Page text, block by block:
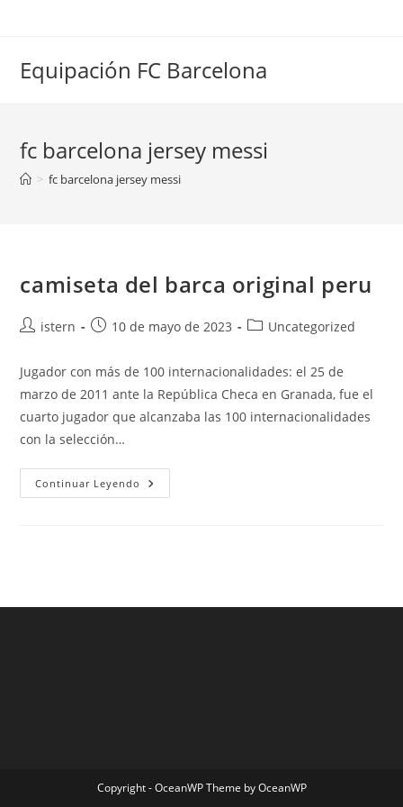
Equipación FC Barcelona
fc barcelona jersey messi
> fc barcelona jersey messi
camiseta del barca original peru
Autor
la
entrada:
istern
Publicación
entrada:
10 de mayo de 2023
Categoría
la
entrada:
Uncategorized
Jugador con más de 100 internacionalidades: el 25 de
marzo de 2011 ante la República Checa en Granada, fue el
cuarto jugador que alcanzaba las 100 internacionalidades
con la selección…
Continuar Leyendo Camiseta
Del
Copyright - OceanWP Theme by OceanWP